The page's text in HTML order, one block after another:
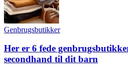
Genbrugsbutikker
Her er 6 fede
secondhand til dit barn